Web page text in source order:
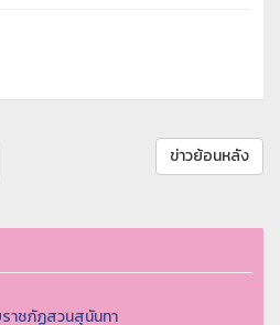
ข่าวย้อนหลัง
าชภัฏสวนสุนันทา